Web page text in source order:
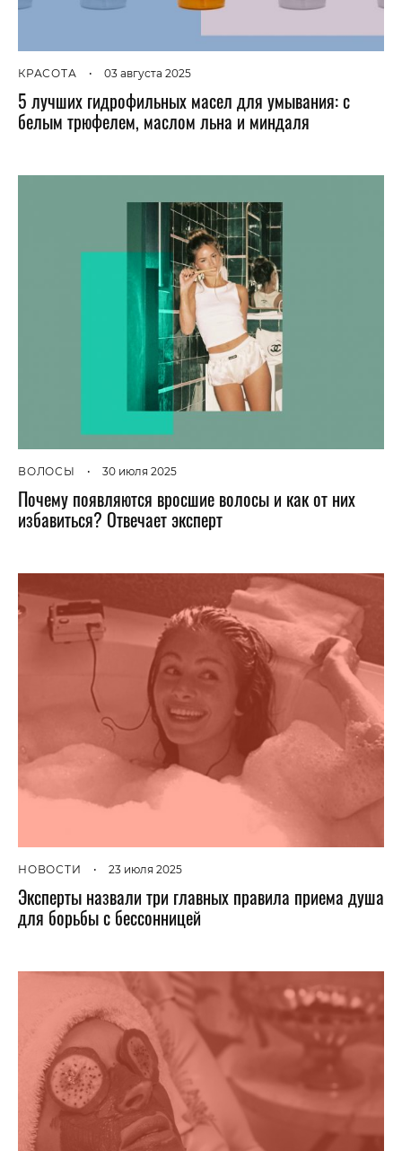
КРАСОТА • 03 августа 2025
5 лучших гидрофильных масел для умывания: с
белым трюфелем, маслом льна и миндаля
ВОЛОСЫ • 30 июля 2025
Почему появляются вросшие волосы и как от них
избавиться? Отвечает эксперт
НОВОСТИ • 23 июля 2025
Эксперты назвали три главных правила приема душа
для борьбы с бессонницей